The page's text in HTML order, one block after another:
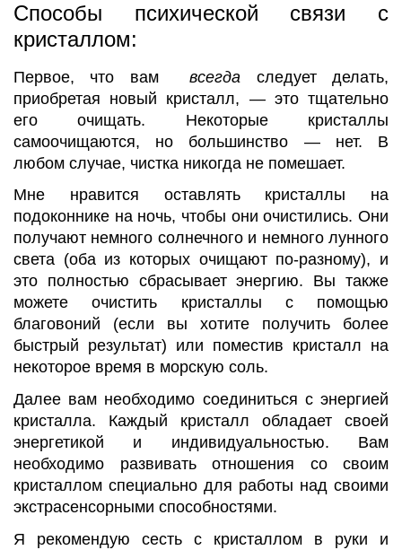
Способы психической связи с
кристаллом:
Первое, что вамвсегда следует делать,
приобретая новый кристалл, — это тщательно
его очищать. Некоторые кристаллы
самоочищаются, но большинство — нет. В
любом случае, чистка никогда не помешает.
Мне нравится оставлять кристаллы на
подоконнике на ночь, чтобы они очистились. Они
получают немного солнечного и немного лунного
света (оба из которых очищают по-разному), и
это полностью сбрасывает энергию. Вы также
можете очистить кристаллы с помощью
благовоний (если вы хотите получить более
быстрый результат) или поместив кристалл на
некоторое время в морскую соль.
Далее вам необходимо соединиться с энергией
кристалла. Каждый кристалл обладает своей
энергетикой и индивидуальностью. Вам
необходимо развивать отношения со своим
кристаллом специально для работы над своими
экстрасенсорными способностями.
Я рекомендую сесть с кристаллом в руки и